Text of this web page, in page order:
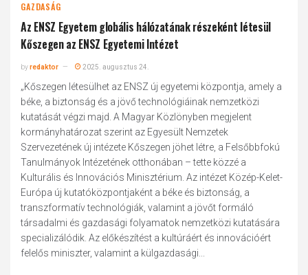
GAZDASÁG
Az ENSZ Egyetem globális hálózatának részeként létesül
Kőszegen az ENSZ Egyetemi Intézet
byredaktor 2025. augusztus 24.
„Kőszegen létesülhet az ENSZ új egyetemi központja, amely a
béke, a biztonság és a jövő technológiáinak nemzetközi
kutatását végzi majd. A Magyar Közlönyben megjelent
kormányhatározat szerint az Egyesült Nemzetek
Szervezetének új intézete Kőszegen jöhet létre, a Felsőbbfokú
Tanulmányok Intézetének otthonában – tette közzé a
Kulturális és Innovációs Minisztérium. Az intézet Közép-Kelet-
Európa új kutatóközpontjaként a béke és biztonság, a
transzformatív technológiák, valamint a jövőt formáló
társadalmi és gazdasági folyamatok nemzetközi kutatására
specializálódik. Az előkészítést a kultúráért és innovációért
felelős miniszter, valamint a külgazdasági...